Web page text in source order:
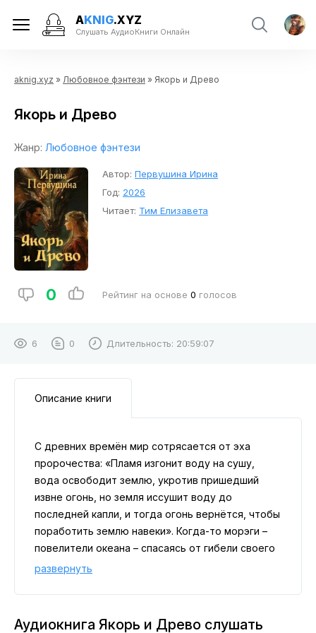
AKNIG.XYZ
Слушать АудиоКниги Онлайн
aknig.xyz » Любовное фэнтези » Якорь и Древо
Якорь и Древо
Жанр: Любовное фэнтези
Автор: Первушина Ирина
Год: 2026
Читает: Тим Елизавета
0 Рейтинг на основе 0 голосов
6 0 Длительность: 20:59:07
Описание книги
С древних времён мир сотрясается от эха
пророчества: «Пламя изгонит воду на сушу,
вода освободит землю, укротив пришедший
извне огонь, но земля иссушит воду до
последней капли, и тогда огонь вернётся, чтобы
поработить землю навеки». Когда-то морэги –
повелители океана – спасаясь от гибели своего
подводного мира, вышли на сушу и сразились с
и рабство. Победа досталась морэгам, но цена
развернуть
Аудиокнига Якорь и Древо слушать